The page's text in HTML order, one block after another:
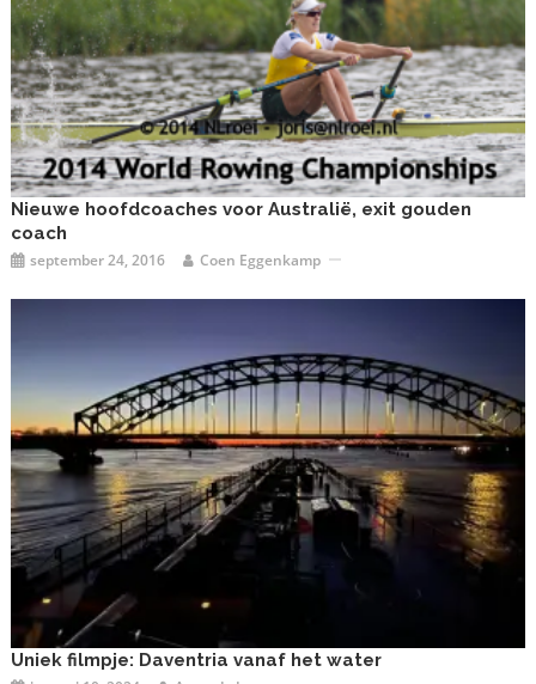
Nieuwe hoofdcoaches voor Australië, exit gouden
coach
september 24, 2016 Coen Eggenkamp
Uniek filmpje: Daventria vanaf het water